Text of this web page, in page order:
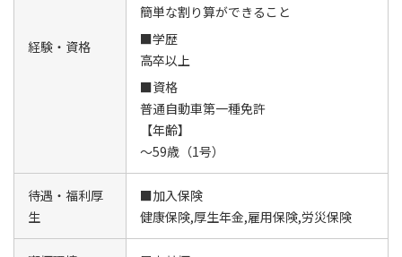
経験・資格
簡単な割り算ができること
■学歴
高卒以上
■資格
普通自動車第一種免許
【年齢】
～59歳（1号）
待遇・福利厚
生
■加入保険
健康保険,厚生年金,雇用保険,労災保険